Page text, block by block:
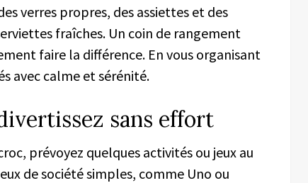
verres propres, des assiettes et des
fraîches. Un coin de rangement
faire la différence. En vous organisant
avec calme et sérénité.
sans effort
prévoyez quelques activités ou jeux au
de société simples, comme Uno ou